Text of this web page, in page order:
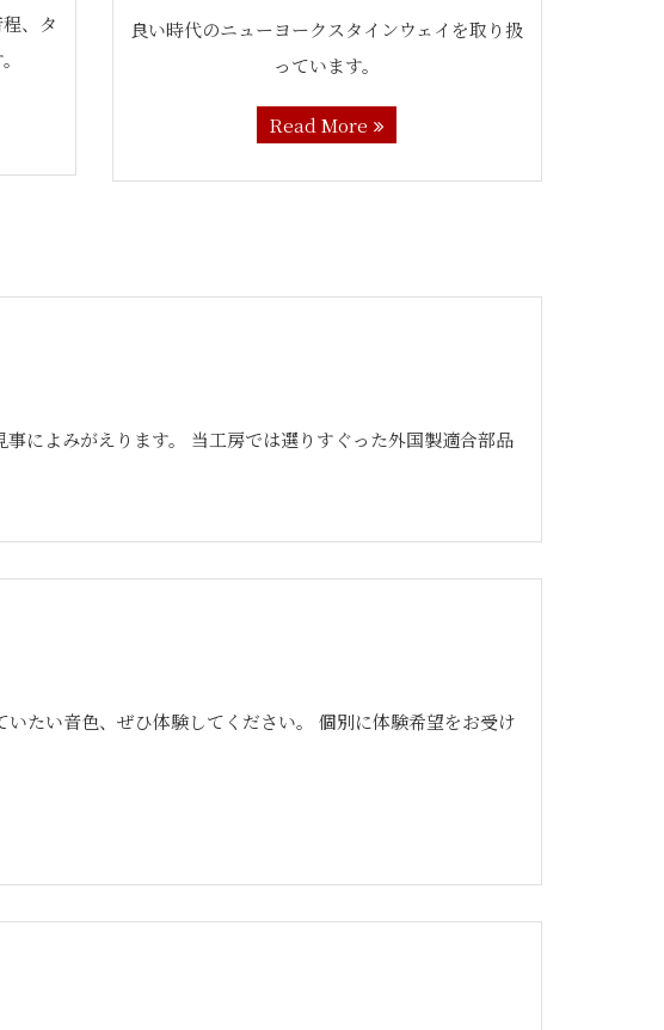
、タ
良い時代のニューヨークスタインウェイを取り扱
っています。
Read More
によみがえります。 当工房では選りすぐった外国製適合部品
たい音色、ぜひ体験してください。 個別に体験希望をお受け